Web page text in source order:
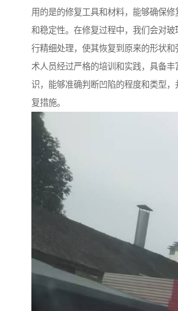
用的是的修复工具和材料，能够确保修
和稳定性。在修复过程中，我们会对玻
行精细处理，使其恢复到原来的形状和
术人员经过严格的培训和实践，具备丰
识，能够准确判断凹陷的程度和类型，
复措施。